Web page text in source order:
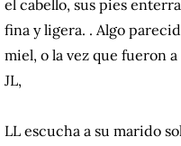
el cabello, sus pies
fina y ligera. . Algo
miel, o la vez que fueron a
JL,
LL escucha a su marido